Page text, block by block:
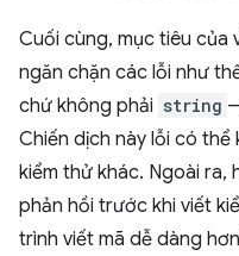
Cuối cùng, mục tiêu của
ngăn chặn các lỗi như
chứ không phải string
Chiến dịch này lỗi có
kiểm thử khác. Ngoài ra,
phản hồi trước khi viết
trình viết mã dễ dàng